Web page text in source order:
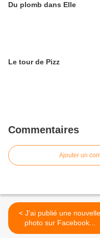
Du plomb dans Elle
Le tour de Pizz
Commentaires
Ajouter un
< J’ai publié une nouvelle
photo sur Facebook...